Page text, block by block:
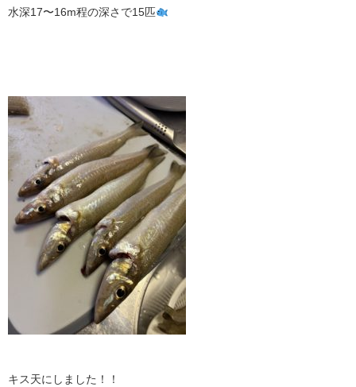
水深17〜16m程の深さで15匹
キス天にしました！！